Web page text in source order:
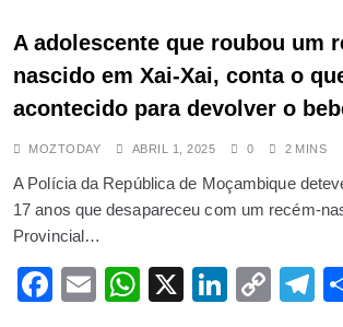
A adolescente que roubou um
nascido em Xai-Xai, conta o
acontecido para devolver o
MOZTODAY ABRIL 1, 2025 0 2 MINS
A Polícia da República de Moçambique
17 anos que desapareceu com um recém-
Provincial…
Facebook
EmailWhatsApp
X